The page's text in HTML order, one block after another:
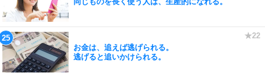
お金は、追えば逃げられる。
逃げると追いかけられる。